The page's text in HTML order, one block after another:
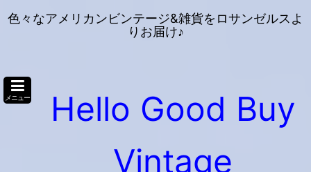
色々なアメリカンビンテージ&雑貨をロサンゼルスよ
りお届け♪
メニュー
Hello Good Buy
Vintage